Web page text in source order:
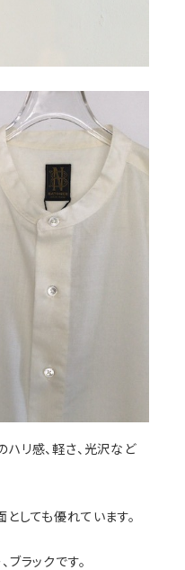
リ感、軽さ、光沢など
しても優れています。
ラックです。